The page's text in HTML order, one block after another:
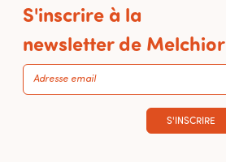
S'inscrire à la
newsletter de Melchior
S'INSCRIRE